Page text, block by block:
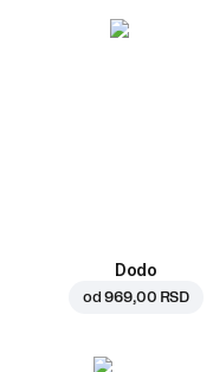
Dodo
od969,00 RSD